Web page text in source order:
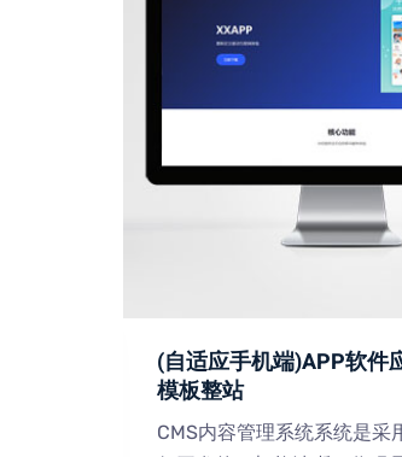
(自适应手机端)APP软件
模板整站
CMS内容管理系统系统是采